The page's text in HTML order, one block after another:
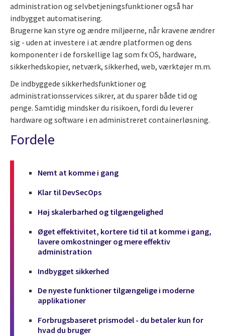
administration og selvbetjeningsfunktioner også har
indbygget automatisering.
Brugerne kan styre og ændre miljøerne, når kravene ændrer
sig - uden at investere i at ændre platformen og dens
komponenter i de forskellige lag som fx OS, hardware,
sikkerhedskopier, netværk, sikkerhed, web, værktøjer m.m.
De indbyggede sikkerhedsfunktioner og
administrationsservices sikrer, at du sparer både tid og
penge. Samtidig mindsker du risikoen, fordi du leverer
hardware og software i en administreret containerløsning.
Fordele
Nemt at komme i gang
Klar til DevSecOps
Høj skalerbarhed og tilgængelighed
Øget effektivitet, kortere tid til at komme i gang,
lavere omkostninger og mere effektiv
administration
Indbygget sikkerhed
De nyeste funktioner tilgængelige i moderne
applikationer
Forbrugsbaseret prismodel - du betaler kun for
hvad du bruger